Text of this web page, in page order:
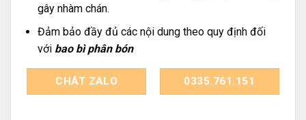
gây nhàm chán.
Đảm bảo đầy đủ các nội dung theo quy định đối
với bao bì phân bón
CHÁT ZALO 0335.761.151